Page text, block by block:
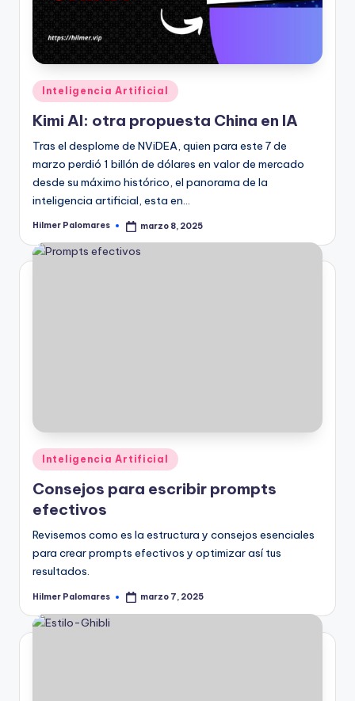
Publicado
en
Inteligencia Artificial
Kimi AI: otra propuesta China en IA
Tras el desplome de NViDEA, quien para este 7 de
marzo perdió 1 billón de dólares en valor de mercado
desde su máximo histórico, el panorama de la
inteligencia artificial, esta en…
Publicado
Hilmer Palomares marzo 8, 2025
Publicado
en
Inteligencia Artificial
Consejos para escribir prompts
efectivos
Revisemos como es la estructura y consejos esenciales
para crear prompts efectivos y optimizar así tus
resultados.
Publicado
Hilmer Palomares marzo 7, 2025